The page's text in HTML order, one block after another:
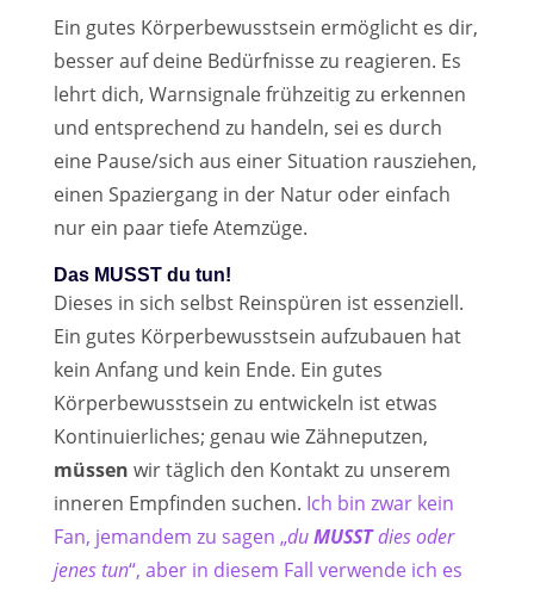
Ein gutes Körperbewusstsein ermöglicht es dir,
besser auf deine Bedürfnisse zu reagieren. Es
lehrt dich, Warnsignale frühzeitig zu erkennen
und entsprechend zu handeln, sei es durch
eine Pause/sich aus einer Situation rausziehen,
einen Spaziergang in der Natur oder einfach
nur ein paar tiefe Atemzüge.
Das MUSST du tun!
Dieses in sich selbst Reinspüren ist essenziell.
Ein gutes Körperbewusstsein aufzubauen hat
kein Anfang und kein Ende. Ein gutes
Körperbewusstsein zu entwickeln ist etwas
Kontinuierliches; genau wie Zähneputzen,
müssen wir täglich den Kontakt zu unserem
inneren Empfinden suchen. Ich bin zwar kein
Fan, jemandem zu sagen „duMUSSTdies oder
jenes tun“, aber in diesem Fall verwende ich es